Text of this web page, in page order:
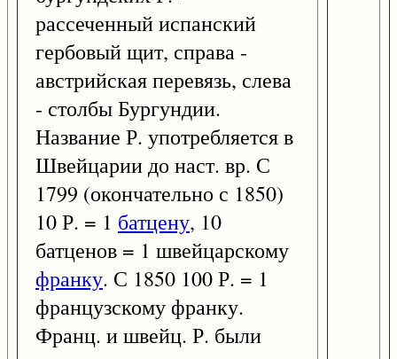
рассеченный испанский
гербовый щит, справа -
австрийская перевязь, слева
- столбы Бургундии.
Название Р. употребляется в
Швейцарии до наст. вр. С
1799 (окончательно с 1850)
10 Р. = 1 батцену, 10
батценов = 1 швейцарскому
франку. С 1850 100 Р. = 1
французскому франку.
Франц. и швейц. Р. были